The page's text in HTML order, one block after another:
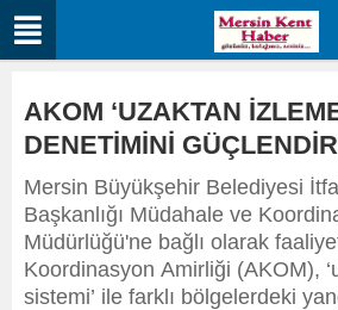
AKOM ‘UZAKTAN
DENETİMİNİ
Mersin Büyükşehir Belediyesi
Başkanlığı Müdahale ve
Müdürlüğü'ne bağlı olarak
Koordinasyon Amirliği (AKOM),
sistemi’ ile farklı bölgelerdeki